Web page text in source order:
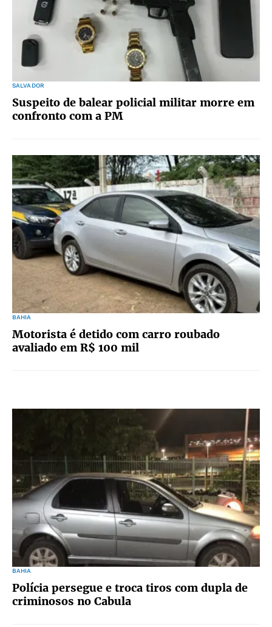
SALVADOR
Suspeito de balear policial militar morre em
confronto com a PM
BAHIA
Motorista é detido com carro roubado
avaliado em R$ 100 mil
BAHIA
Polícia persegue e troca tiros com dupla de
criminosos no Cabula